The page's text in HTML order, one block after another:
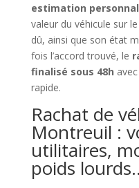
estimation
valeur du véhicule sur
dû, ainsi que son état
fois l’accord trouvé, le
finalisé sous 48h
rapide.
Rachat de
Montreuil :
utilitaires,
poids